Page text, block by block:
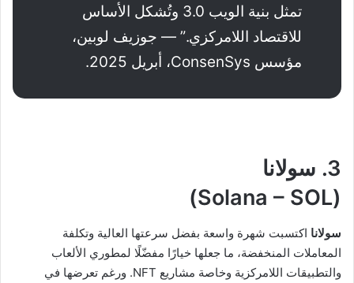
تمثل بنية الويب 3.0 وتُشكل الأساس
للاقتصاد اللامركزي.” — جوزيف لوبين،
مؤسس ConsenSys، أبريل 2025.
3. سولانا
(Solana – SOL)
سولانا اكتسبت شهرة واسعة بفضل سرعتها العالية وتكلفة
المعاملات المنخفضة، ما جعلها خيارًا مفضّلًا لمطوري الألعاب
والتطبيقات اللامركزية وخاصة مشاريع NFT. ورغم تعرضها في